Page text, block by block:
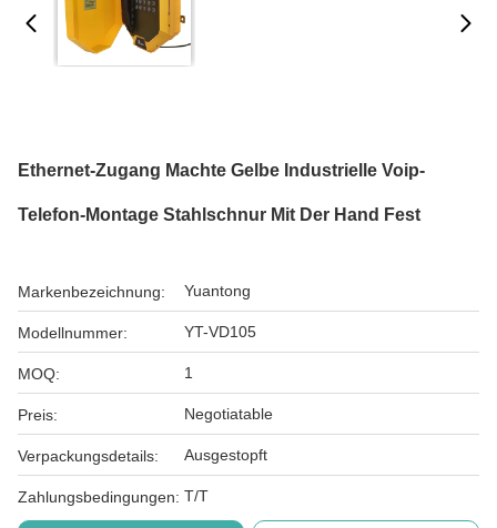
Ethernet-Zugang Machte Gelbe Industrielle Voip-
Telefon-Montage Stahlschnur Mit Der Hand Fest
Markenbezeichnung: Yuantong
Modellnummer: YT-VD105
MOQ: 1
Preis: Negotiatable
Verpackungsdetails: Ausgestopft
Zahlungsbedingungen: T/T